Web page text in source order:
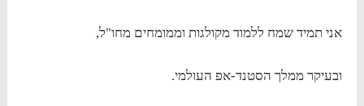
אני תמיד שמח ללמוד מקולגות וממומחים מחו"ל,
ובעיקר ממלך הסטנד-אפ העולמי.